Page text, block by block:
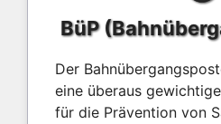
BüP
Der
eine überaus
für die Prävention von